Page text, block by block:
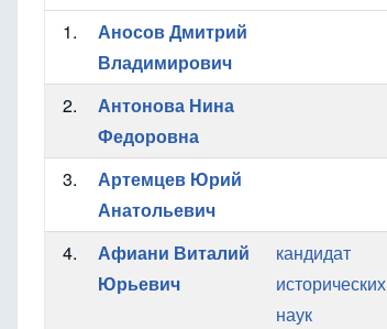
1.
Аносов Дмитрий
Владимирович
2.
Антонова Нина
Федоровна
3.
Артемцев Юрий
Анатольевич
4.
Афиани Виталий
Юрьевич
кандидат
исторических
наук